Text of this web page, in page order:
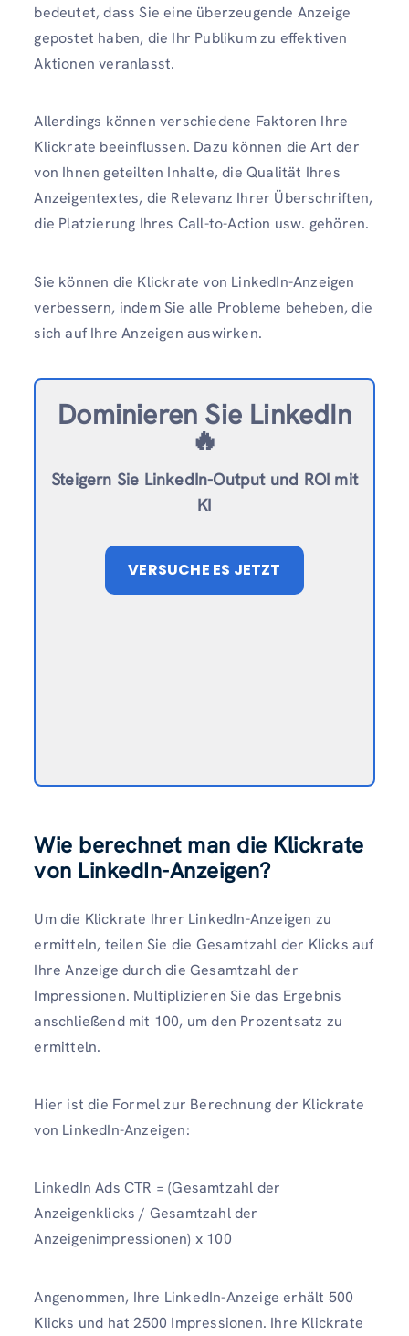
bedeutet, dass Sie eine überzeugende Anzeige
gepostet haben, die Ihr Publikum zu effektiven
Aktionen veranlasst.
Allerdings können verschiedene Faktoren Ihre
Klickrate beeinflussen. Dazu können die Art der
von Ihnen geteilten Inhalte, die Qualität Ihres
Anzeigentextes, die Relevanz Ihrer Überschriften,
die Platzierung Ihres Call-to-Action usw. gehören.
Sie können die Klickrate von LinkedIn-Anzeigen
verbessern, indem Sie alle Probleme beheben, die
sich auf Ihre Anzeigen auswirken.
Dominieren Sie LinkedIn
🔥
Steigern Sie LinkedIn-Output und ROI mit
KI
VERSUCHE ES JETZT
Wie berechnet man die Klickrate
von LinkedIn-Anzeigen?
Um die Klickrate Ihrer LinkedIn-Anzeigen zu
ermitteln, teilen Sie die Gesamtzahl der Klicks auf
Ihre Anzeige durch die Gesamtzahl der
Impressionen. Multiplizieren Sie das Ergebnis
anschließend mit 100, um den Prozentsatz zu
ermitteln.
Hier ist die Formel zur Berechnung der Klickrate
von LinkedIn-Anzeigen:
LinkedIn Ads CTR = (Gesamtzahl der
Anzeigenklicks / Gesamtzahl der
Anzeigenimpressionen) x 100
Angenommen, Ihre LinkedIn-Anzeige erhält 500
Klicks und hat 2500 Impressionen. Ihre Klickrate